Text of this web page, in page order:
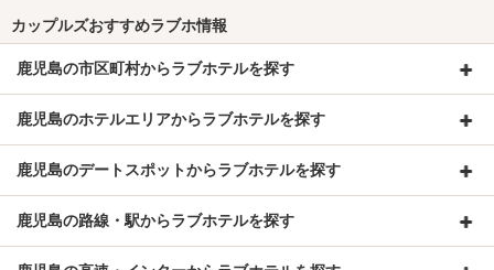
カップルズおすすめラブホ情報
鹿児島の市区町村からラブホテルを探す
鹿児島のホテルエリアからラブホテルを探す
鹿児島のデートスポットからラブホテルを探す
鹿児島の路線・駅からラブホテルを探す